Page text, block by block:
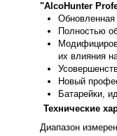
"AlcoHunter
Обновленная
Полностью
их влияния
Новый
Батарейки,
Технические
Диапазон